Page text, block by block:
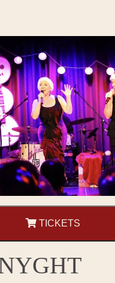
TICKETS